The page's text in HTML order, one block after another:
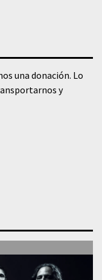
una donación. Lo
y